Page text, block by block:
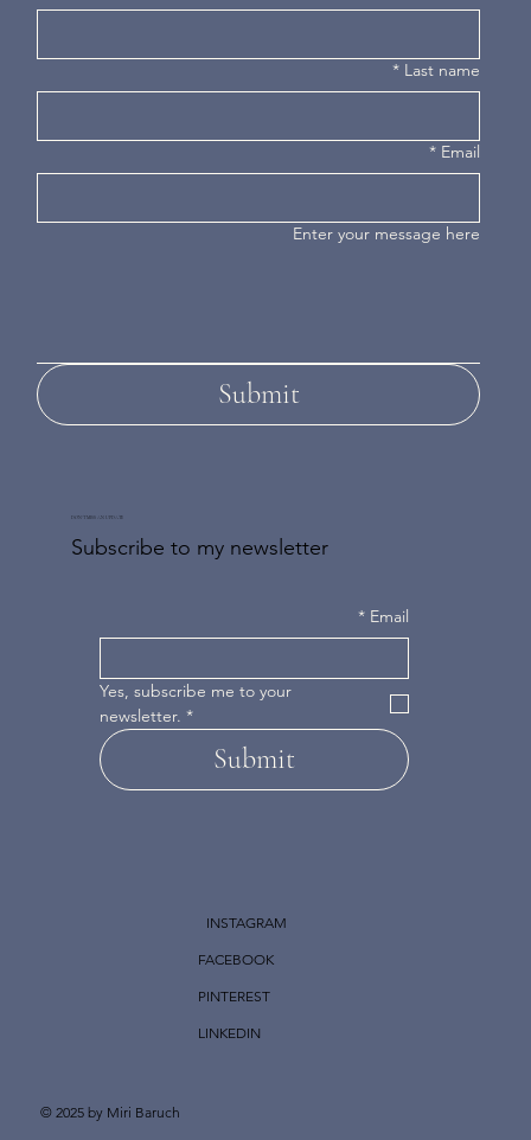
DON'T MISS AN UPDATE
Subscribe to my newsletter
Email
*
Yes, subscribe me to your
newsletter. *
Submit
Last name
*
Email
*
Enter your message here
Submit
INSTAGRAM
FACEBOOK
PINTEREST
LINKEDIN
© 2025 by Miri Baruch